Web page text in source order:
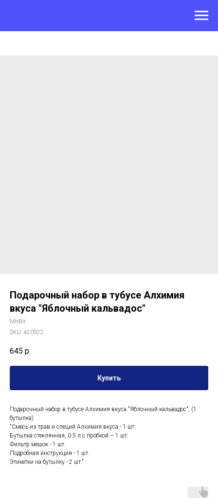
Подарочный набор в тубусе Алхимия
вкуса "Яблочный кальвадос"
MirBir
SKU: a20922
645 р.
Купить
Подарочный набор в тубусе Алхимия вкуса "Яблочный кальвадос", (1
бутылка)
"Смесь из трав и специй Алхимия вкуса - 1 шт.
Бутылка стеклянная, 0.5 л с пробкой – 1 шт.
Фильтр мешок - 1 шт.
Подробная инструкция - 1 шт.
Этикетки на бутылку - 2 шт."